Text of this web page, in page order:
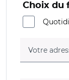
Choix du
Votre